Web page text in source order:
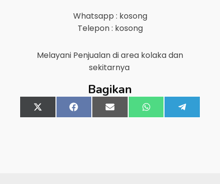
Whatsapp : kosong
Telepon : kosong
Melayani Penjualan di area kolakadan
sekitarnya
Bagikan
Share
on
X
(Twitter)
Share
on
FacebookShare
on
Email Share
on
WhatsApp
on